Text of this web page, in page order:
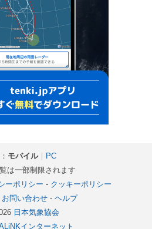
モバイル｜
PC
は一部制限されます
ーポリシー - クッキーポリシー
お問い合わせ- ヘルプ
日本気象協会
インターネット